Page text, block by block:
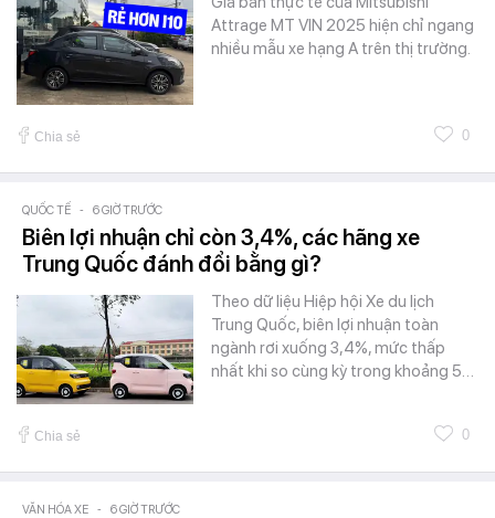
Attrage MT VIN 2025 hiện chỉ ngang
nhiều mẫu xe hạng A trên thị trường.
Chia sẻ 0
QUỐC TẾ - 6 GIỜ TRƯỚC
Biên lợi nhuận chỉ còn 3,4%, các hãng xe
Trung Quốc đánh đổi bằng gì?
Theo dữ liệu Hiệp hội Xe du lịch
Trung Quốc, biên lợi nhuận toàn
ngành rơi xuống 3,4%, mức thấp
nhất khi so cùng kỳ trong khoảng 5…
Chia sẻ 0
VĂN HÓA XE - 6 GIỜ TRƯỚC